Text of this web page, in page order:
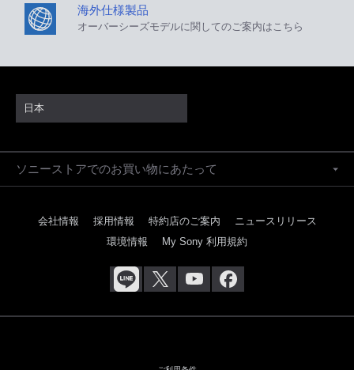
海外仕様製品
オーバーシーズモデルに関してのご案内はこちら
日本
ソニーストアでのお買い物にあたって
会社情報 採用情報 特約店のご案内
ニュースリリース
環境情報
My Sony 利用規約